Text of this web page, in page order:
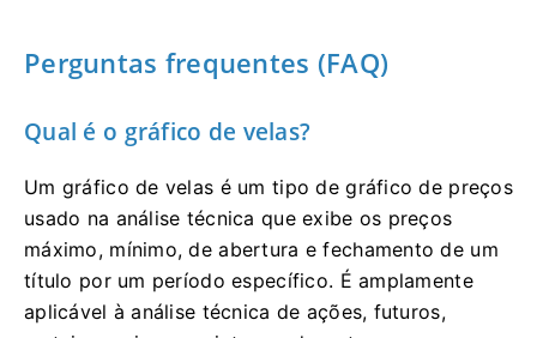
Perguntas frequentes (FAQ)
Qual é o gráfico de velas?
Um gráfico de velas é um tipo de gráfico de preços
usado na análise técnica que exibe os preços
máximo, mínimo, de abertura e fechamento de um
título por um período específico. É amplamente
aplicável à análise técnica de ações, futuros,